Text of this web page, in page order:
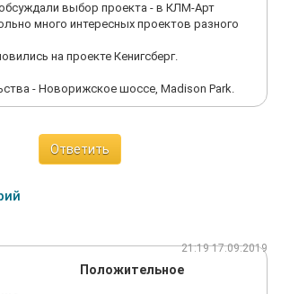
выбор проекта - в КЛМ-Арт
много интересных проектов разного
на проекте Кенигсберг.
- Новорижское шоссе, Madison Park.
Ответить
21:19 17.09.2019
Положительное